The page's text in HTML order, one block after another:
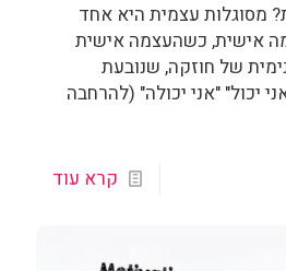
מסוגלות עצמית היא אחד
אישית, כשהעצמה אישית
של חוזקה, שנובעת
יכול" "אני יכולה" (להרחבה
קרא עוד